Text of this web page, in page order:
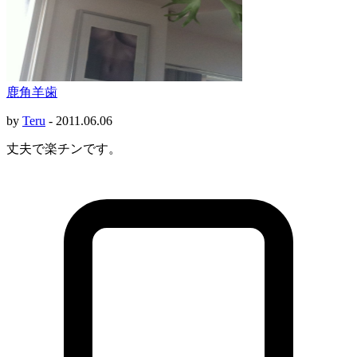
鹿角羊歯
by Teru - 2011.06.06
丈夫で楽チンです。